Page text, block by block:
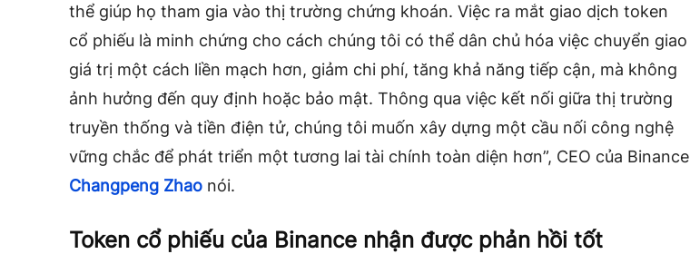
thể giúp họ tham gia vào thị trường chứng khoán. Việc ra mắt giao dịch token
cổ phiếu là minh chứng cho cách chúng tôi có thể dân chủ hóa việc chuyển giao
giá trị một cách liền mạch hơn, giảm chi phí, tăng khả năng tiếp cận, mà không
ảnh hưởng đến quy định hoặc bảo mật. Thông qua việc kết nối giữa thị trường
truyền thống và tiền điện tử, chúng tôi muốn xây dựng một cầu nối công nghệ
vững chắc để phát triển một tương lai tài chính toàn diện hơn”, CEO của Binance
Changpeng Zhao nói.
Token cổ phiếu của Binance nhận được phản hồi tốt